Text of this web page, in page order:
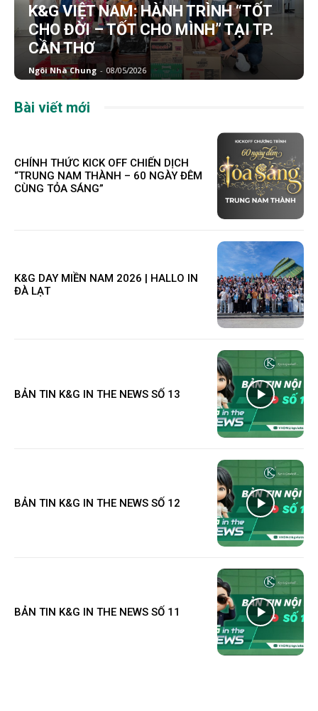
K&G VIỆT NAM: HÀNH TRÌNH “TỐT
CHO ĐỜI – TỐT CHO MÌNH” TẠI TP.
CẦN THƠ
Ngôi Nhà Chung - 08/05/2026
Bài viết mới
CHÍNH THỨC KICK OFF CHIẾN DỊCH
“TRUNG NAM THÀNH – 60 NGÀY ĐÊM
CÙNG TỎA SÁNG”
K&G DAY MIỀN NAM 2026 | HALLO IN
ĐÀ LẠT
BẢN TIN K&G IN THE NEWS SỐ 13
BẢN TIN K&G IN THE NEWS SỐ 12
BẢN TIN K&G IN THE NEWS SỐ 11